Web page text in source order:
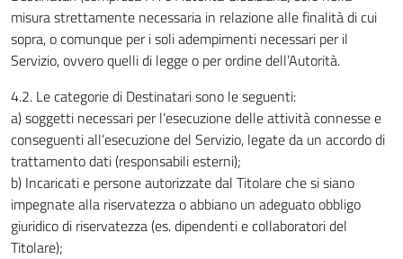
misura strettamente necessaria in relazione alle finalità di cui
sopra, o comunque per i soli adempimenti necessari per il
Servizio, ovvero quelli di legge o per ordine dell’Autorità.
4.2. Le categorie di Destinatari sono le seguenti:
a) soggetti necessari per l’esecuzione delle attività connesse e
conseguenti all’esecuzione del Servizio, legate da un accordo di
trattamento dati (responsabili esterni);
b) Incaricati e persone autorizzate dal Titolare che si siano
impegnate alla riservatezza o abbiano un adeguato obbligo
giuridico di riservatezza (es. dipendenti e collaboratori del
Titolare);